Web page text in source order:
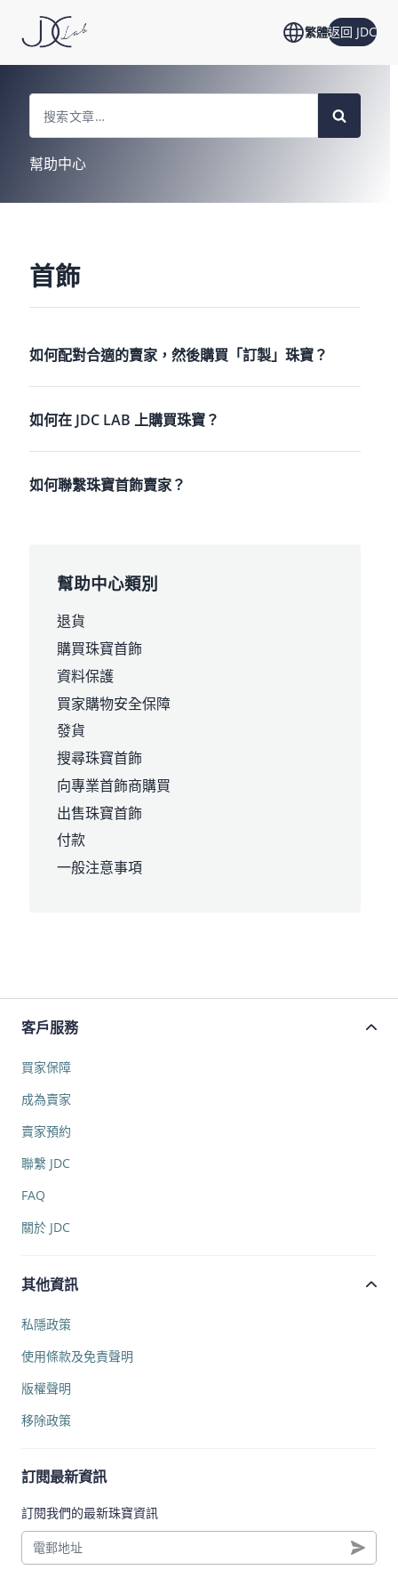
返回 JDC
繁體
For
幫助中心
首飾
如何配對合適的賣家，然後購買「訂製」珠寶？
如何在 JDC LAB 上購買珠寶？
如何聯繫珠寶首飾賣家？
幫助中心類別
退貨
購買珠寶首飾
資料保護
買家購物安全保障
發貨
搜尋珠寶首飾
向專業首飾商購買
出售珠寶首飾
付款
一般注意事項
客戶服務
買家保障
成為賣家
賣家預約
聯繫 JDC
FAQ
關於 JDC
其他資訊
私隱政策
使用條款及免責聲明
版權聲明
移除政策
訂閱最新資訊
訂閱我們的最新珠寶資訊